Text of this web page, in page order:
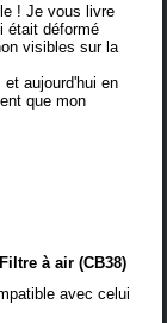
! Je vous livre
était déformé
visibles sur la
aujourd'hui en
que mon
avec celui